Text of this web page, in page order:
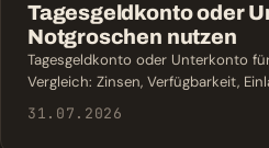
Tagesgeldkonto oder
Notgroschen nutzen
Tagesgeldkonto oder Unterkonto
Vergleich: Zinsen, Verfügbarkeit,
31.07.2026